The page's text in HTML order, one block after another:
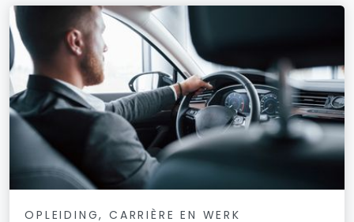
OPLEIDING, CARRIÈRE EN WERK